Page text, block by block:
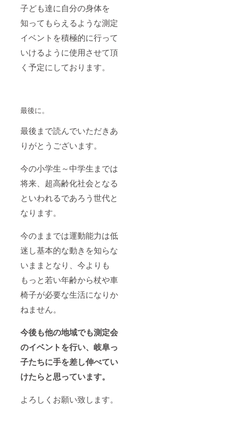
子ども達に自分の身体を
知ってもらえるような測定
イベントを積極的に行って
いけるように使用させて頂
く予定にしております。
最後に。
最後まで読んでいただきあ
りがとうございます。
今の小学生～中学生までは
将来、超高齢化社会となる
といわれるであろう世代と
なります。
今のままでは運動能力は低
迷し基本的な動きを知らな
いままとなり、今よりも
もっと若い年齢から杖や車
椅子が必要な生活になりか
ねません。
今後も他の地域でも測定会
のイベントを行い、岐阜っ
子たちに手を差し伸べてい
けたらと思っています。
よろしくお願い致します。